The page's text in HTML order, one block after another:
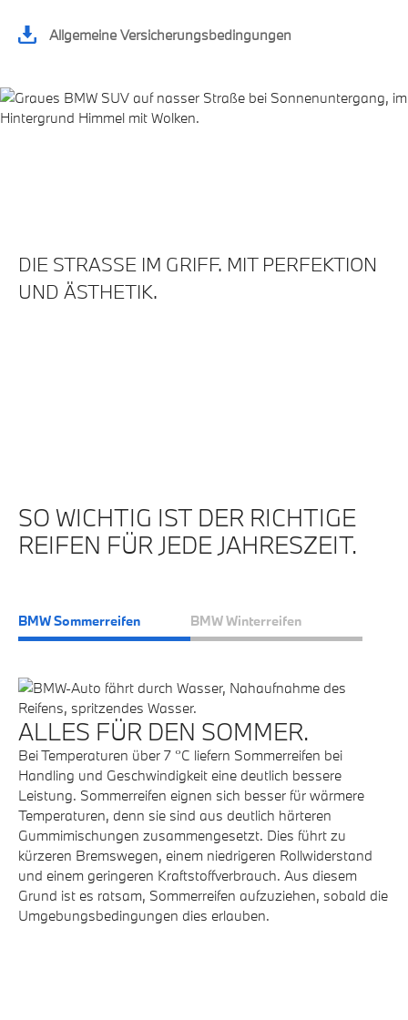
Allgemeine Versicherungsbedingungen
DIE STRASSE IM GRIFF. MIT PERFEKTION
UND ÄSTHETIK.
SO WICHTIG IST DER RICHTIGE
REIFEN FÜR JEDE JAHRESZEIT.
BMW Sommerreifen BMW Winterreifen
ALLES FÜR DEN SOMMER.
Bei Temperaturen über 7 °C liefern Sommerreifen bei
Handling und Geschwindigkeit eine deutlich bessere
Leistung. Sommerreifen eignen sich besser für wärmere
Temperaturen, denn sie sind aus deutlich härteren
Gummimischungen zusammengesetzt. Dies führt zu
kürzeren Bremswegen, einem niedrigeren Rollwiderstand
und einem geringeren Kraftstoffverbrauch. Aus diesem
Grund ist es ratsam, Sommerreifen aufzuziehen, sobald die
Umgebungsbedingungen dies erlauben.